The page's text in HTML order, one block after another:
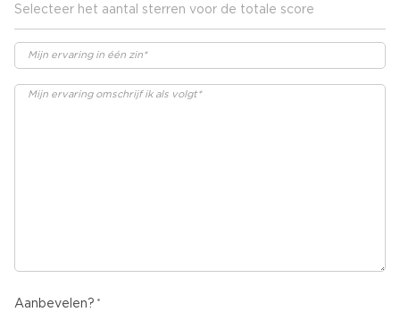
Selecteer het aantal sterren voor de totale score
Aanbevelen?